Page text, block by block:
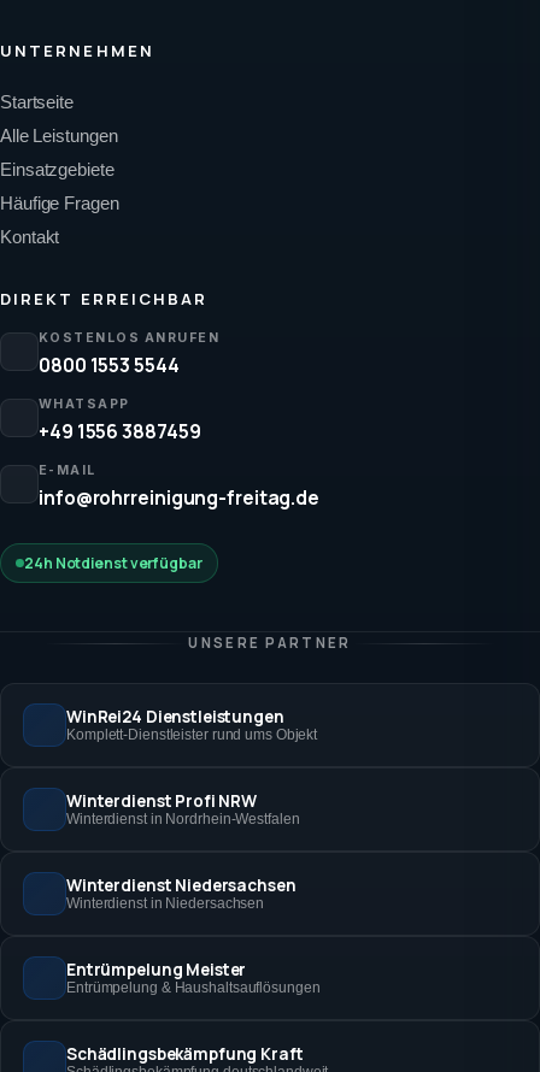
UNTERNEHMEN
Startseite
Alle Leistungen
Einsatzgebiete
Häufige Fragen
Kontakt
DIREKT ERREICHBAR
KOSTENLOS ANRUFEN
0800 1553 5544
WHATSAPP
+49 1556 3887459
E-MAIL
info@rohrreinigung-freitag.de
24h Notdienst verfügbar
UNSERE PARTNER
WinRei24 Dienstleistungen
Komplett-Dienstleister rund ums Objekt
Winterdienst Profi NRW
Winterdienst in Nordrhein-Westfalen
Winterdienst Niedersachsen
Winterdienst in Niedersachsen
Entrümpelung Meister
Entrümpelung & Haushaltsauflösungen
Schädlingsbekämpfung Kraft